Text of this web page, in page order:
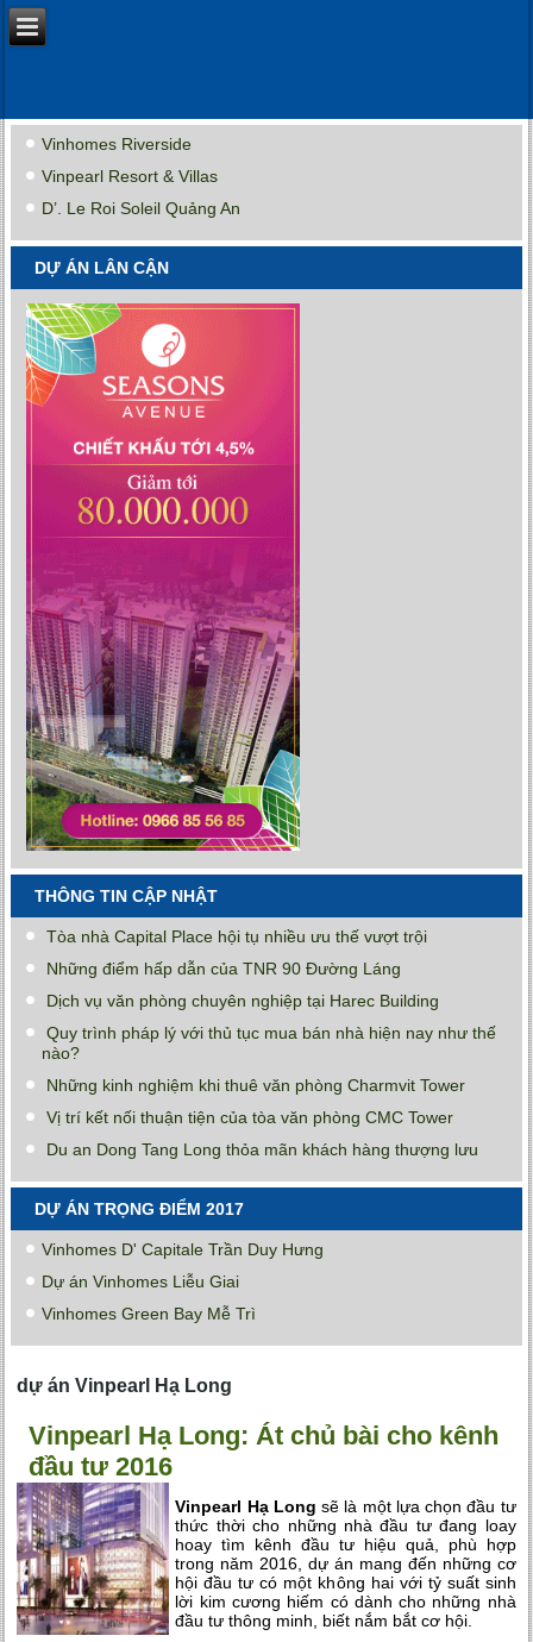
Vinhomes Riverside
Vinpearl Resort & Villas
D’. Le Roi Soleil Quảng An
DỰ ÁN LÂN CẬN
THÔNG TIN CẬP NHẬT
Tòa nhà Capital Place hội tụ nhiều ưu thế vượt trội
Những điểm hấp dẫn của TNR 90 Đường Láng
Dịch vụ văn phòng chuyên nghiệp tại Harec Building
Quy trình pháp lý với thủ tục mua bán nhà hiện nay như thế
nào?
Những kinh nghiệm khi thuê văn phòng Charmvit Tower
Vị trí kết nối thuận tiện của tòa văn phòng CMC Tower
Du an Dong Tang Long thỏa mãn khách hàng thượng lưu
DỰ ÁN TRỌNG ĐIỂM 2017
Vinhomes D' Capitale Trần Duy Hưng
Dự án Vinhomes Liễu Giai
Vinhomes Green Bay Mễ Trì
dự án Vinpearl Hạ Long
Vinpearl Hạ Long: Át chủ bài cho kênh
đầu tư 2016
Vinpearl Hạ Longsẽ là một lựa chọn đầu tư
thức thời cho những nhà đầu tư đang loay
hoay tìm kênh đầu tư hiệu quả, phù hợp
trong năm 2016, dự án mang đến những cơ
hội đầu tư có một không hai với tỷ suất sinh
lời kim cương hiếm có dành cho những nhà
đầu tư thông minh, biết nắm bắt cơ hội.